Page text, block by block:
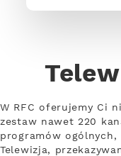
W RFC oferujemy Ci
zestaw nawet 220
programów
Telewizja,